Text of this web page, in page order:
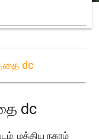
dc
dc
மத்திய நகரம்